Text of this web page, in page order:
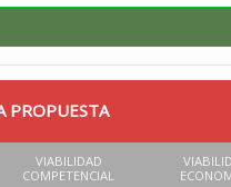
PROPUESTA
VIABILIDAD
COMPETENCIAL